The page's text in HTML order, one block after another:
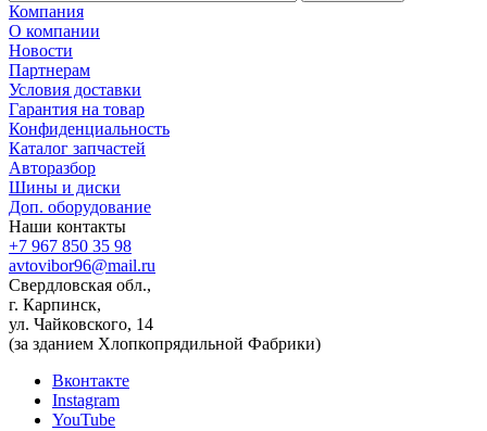
Компания
О компании
Новости
Партнерам
Условия доставки
Гарантия на товар
Конфиденциальность
Каталог запчастей
Авторазбор
Шины и диски
Доп. оборудование
Наши контакты
+7 967 850 35 98
avtovibor96@mail.ru
Свердловская обл.,
г. Карпинск,
ул. Чайковского, 14
(за зданием Хлопкопрядильной Фабрики)
Вконтакте
Instagram
YouTube